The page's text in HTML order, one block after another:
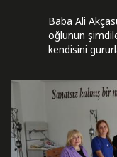
Baba Ali
oğlunun
kendisini